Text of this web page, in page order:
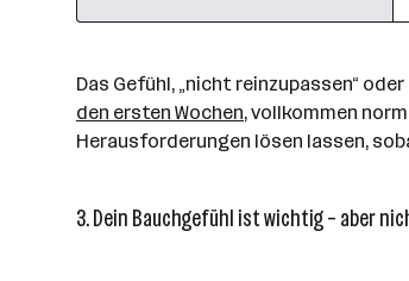
Das Gefühl, „nicht reinzupassen“
den ersten Wochen, vollkommen
Herausforderungen lösen lassen,
3. Dein Bauchgefühl ist wichtig – aber